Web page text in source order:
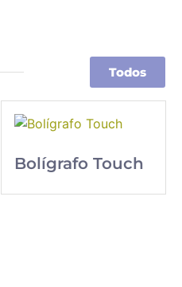
Todos
Bolígrafo Touch